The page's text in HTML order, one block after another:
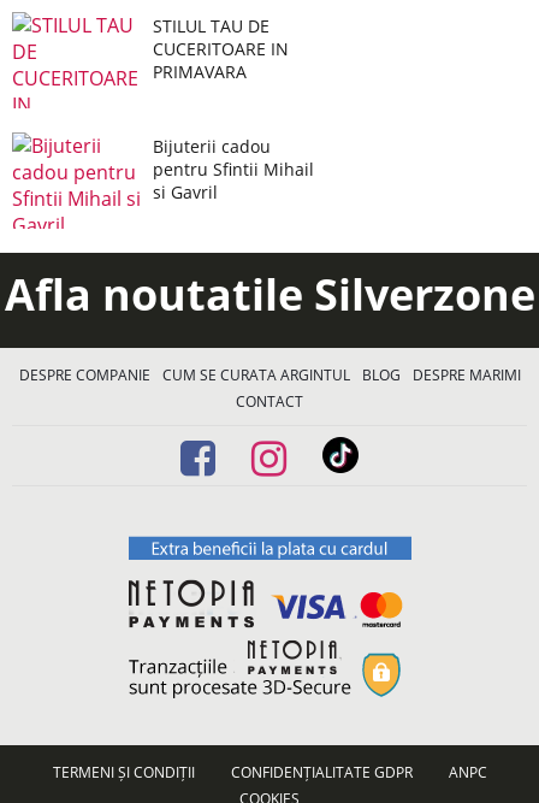
STILUL TAU DE
CUCERITOARE IN
PRIMAVARA
Bijuterii cadou
pentru Sfintii Mihail
si Gavril
Afla noutatile Silverzone
DESPRE COMPANIE CUM SE CURATA ARGINTUL BLOG
DESPRE MARIMI
CONTACT
TERMENI ȘI CONDIȚII CONFIDENȚIALITATE GDPR
ANPC
COOKIES